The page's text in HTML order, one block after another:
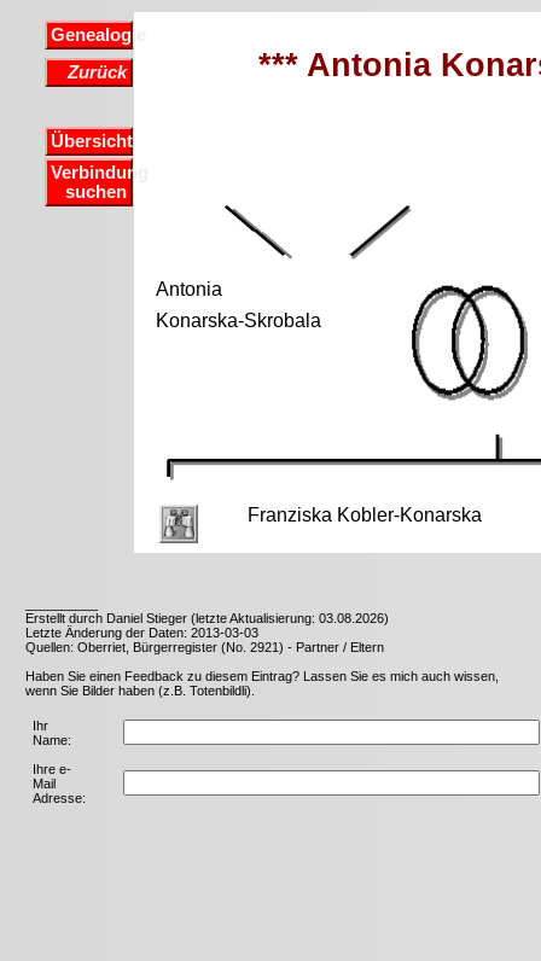
Genealogie
Zurück
Übersicht
Verbindung
suchen
*** Antonia
Antonia
Konarska-Skrobala
Franziska Kobler-Konarska
Erstellt durch Daniel Stieger (letzte Aktualisierung: 03.08.2026)
Letzte Änderung der Daten: 2013-03-03
Quellen: Oberriet, Bürgerregister (No. 2921) - Partner / Eltern
Haben Sie einen Feedback zu diesem Eintrag? Lassen Sie es mich auch wissen,
wenn Sie Bilder haben (z.B. Totenbildli).
Ihr
Name:
Ihre e-
Mail
Adresse: